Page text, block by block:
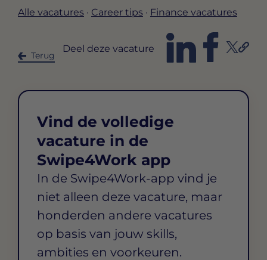
Alle vacatures · Career tips · Finance vacatures
Terug
Deel deze vacature
Vind de volledige
vacature in de
Swipe4Work app
In de Swipe4Work-app vind je
niet alleen deze vacature, maar
honderden andere vacatures
op basis van jouw skills,
ambities en voorkeuren.